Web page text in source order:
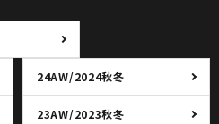
24AW/2024秋冬
23AW/2023秋冬